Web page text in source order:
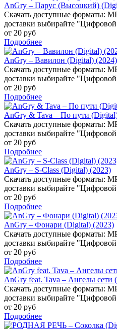
AnGry – Парус (Высоцкий)
Скачать доступные форматы:
доставки выбирайте
от 20 руб
Подробнее
AnGry – Вавилон (Digital) (2024)
Скачать доступные форматы:
доставки выбирайте
от 20 руб
Подробнее
AnGry & Tava – По пути
Скачать доступные форматы:
доставки выбирайте
от 20 руб
Подробнее
AnGry – S-Class (Digital) (2023)
Скачать доступные форматы:
доставки выбирайте
от 20 руб
Подробнее
AnGry – Фонари (Digital) (2023)
Скачать доступные форматы:
доставки выбирайте
от 20 руб
Подробнее
AnGry feat. Tava – Ангелы сети
Скачать доступные форматы:
доставки выбирайте
от 20 руб
Подробнее